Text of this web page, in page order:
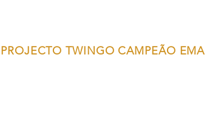
PROJECTO TWINGO CAMPEÃO EMA